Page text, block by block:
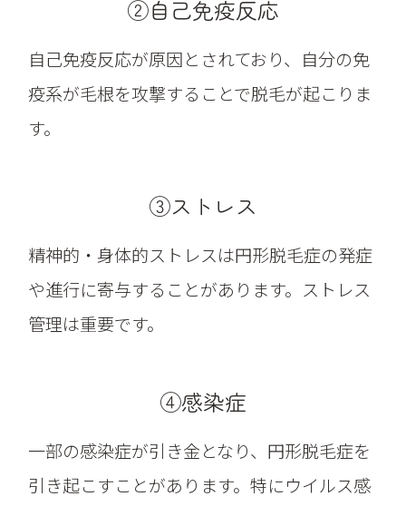
②自己免疫反応
自己免疫反応が原因とされており、自分の免
疫系が毛根を攻撃することで脱毛が起こりま
す。
③ストレス
精神的・身体的ストレスは円形脱毛症の発症
や進行に寄与することがあります。ストレス
管理は重要です。
④感染症
一部の感染症が引き金となり、円形脱毛症を
引き起こすことがあります。特にウイルス感